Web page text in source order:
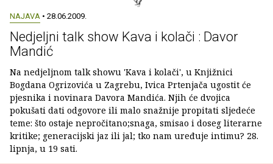
NAJAVA • 28.06.2009.
Nedjeljni talk show Kava i kolači : Davor
Mandić
Na nedjeljnom talk showu 'Kava i kolači', u Knjižnici
Bogdana Ogrizovića u Zagrebu, Ivica Prtenjača ugostit će
pjesnika i novinara Davora Mandića. Njih će dvojica
pokušati dati odgovore ili malo snažnije propitati sljedeće
teme: što ostaje nepročitano;snaga, smisao i doseg literarne
kritike; generacijski jaz ili jal; tko nam uređuje intimu? 28.
lipnja, u 19 sati.